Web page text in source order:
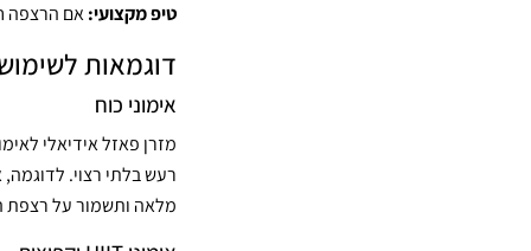
טיפ מקצועי:אם הרצפה
דוגמאות
אימוני כוח
מזרן פאזל אידיאלי
רעש בלתי רצוי.
מלאה ותשמור על רצפת